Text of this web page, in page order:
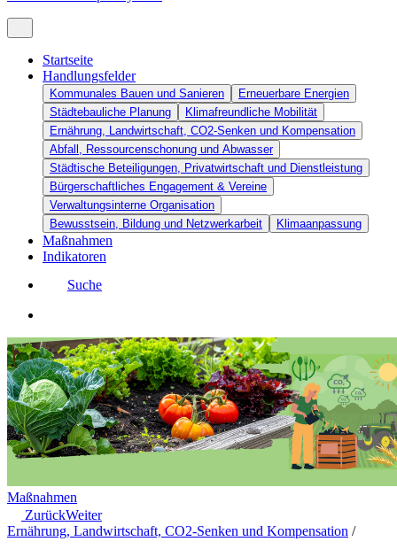
Startseite
Handlungsfelder
Kommunales Bauen und Sanieren
Erneuerbare Energien
Städtebauliche Planung
Klimafreundliche Mobilität
Ernährung, Landwirtschaft, CO2-Senken und Kompensation
Abfall, Ressourcenschonung und Abwasser
Städtische Beteiligungen, Privatwirtschaft und Dienstleistung
Bürgerschaftliches Engagement & Vereine
Verwaltungsinterne Organisation
Bewusstsein, Bildung und Netzwerkarbeit
Klimaanpassung
Maßnahmen
Indikatoren
Suche
Maßnahmen
ZurückWeiter
Ernährung, Landwirtschaft, CO2-Senken und Kompensation /